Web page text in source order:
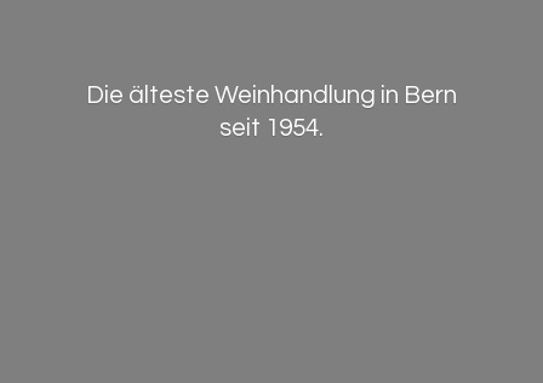
Die älteste Weinhandlung in Bern
seit 1954.